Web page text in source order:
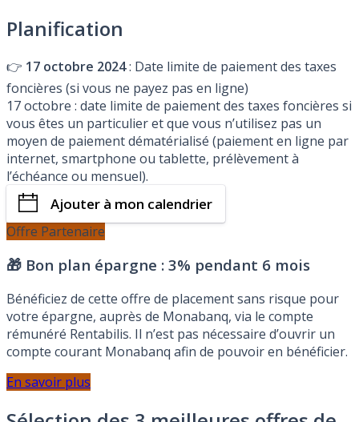
Planification
👉 17 octobre 2024: Date limite de paiement des taxes
foncières (si vous ne payez pas en ligne)
17 octobre : date limite de paiement des taxes foncières si
vous êtes un particulier et que vous n’utilisez pas un
moyen de paiement dématérialisé (paiement en ligne par
internet, smartphone ou tablette, prélèvement à
l’échéance ou mensuel).
Ajouter à mon calendrier
Offre Partenaire
🎁 Bon plan épargne : 3% pendant 6 mois
Bénéficiez de cette offre de placement sans risque pour
votre épargne, auprès de Monabanq, via le compte
rémunéré Rentabilis. Il n’est pas nécessaire d’ouvrir un
compte courant Monabanq afin de pouvoir en bénéficier.
En savoir plus